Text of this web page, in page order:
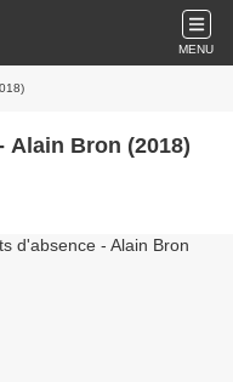
MENU
Alain Bron (2018)